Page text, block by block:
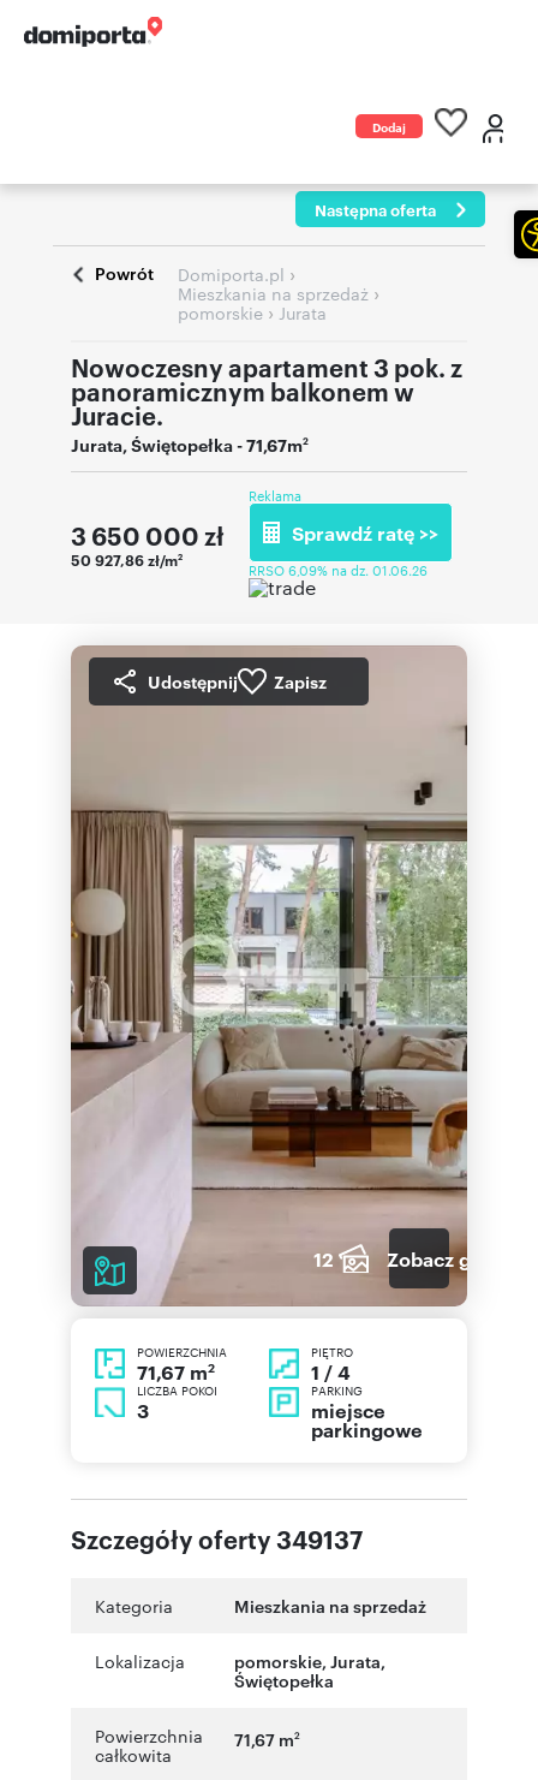
Dodaj
Następna oferta
Powrót Domiporta.pl ›
Mieszkania na sprzedaż ›
pomorskie › Jurata
Nowoczesny apartament 3 pok. z
panoramicznym balkonem w
Juracie.
Jurata,Świętopełka- 71,67m2
3 650 000 zł
50 927,86 zł/m2
Reklama
Sprawdź ratę >>
RRSO 6,09% na dz. 01.06.26
Udostępnij Zapisz
12 Zobacz galerię
POWIERZCHNIA
71,67 m2
PIĘTRO
1 / 4
LICZBA POKOI
3
PARKING
miejsce
parkingowe
Szczegóły oferty 349137
Kategoria Mieszkania na sprzedaż
Lokalizacja pomorskie, Jurata,
Świętopełka
Powierzchnia
całkowita
71,67 m2